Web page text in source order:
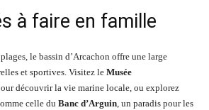
à faire en famille
le bassin d’Arcachon offre une large
et sportives. Visitez le Musée
découvrir la vie marine locale, ou explorez
celle du Banc d’Arguin, un paradis pour les